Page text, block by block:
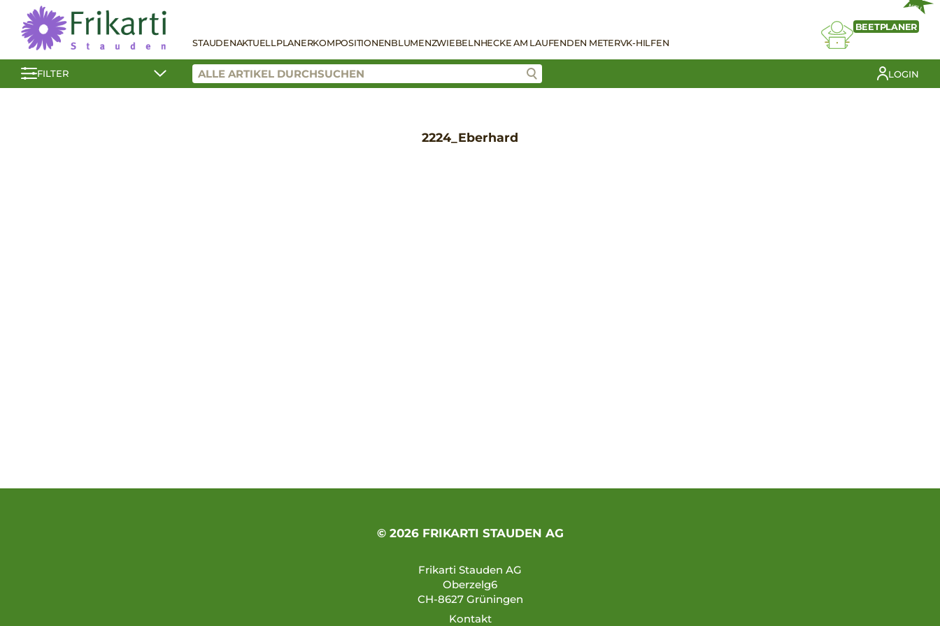
STAUDENAKTUELLPLANERKOMPOSITIONENBLUMENZWIEBELNHECKE AM LAUFENDEN METERVK-HILFEN
NEU
BEETPLANER
FILTER LOGIN
2224_Eberhard
© 2026 FRIKARTI STAUDEN AG
Frikarti Stauden AG
Oberzelg6
CH-8627 Grüningen
Kontakt